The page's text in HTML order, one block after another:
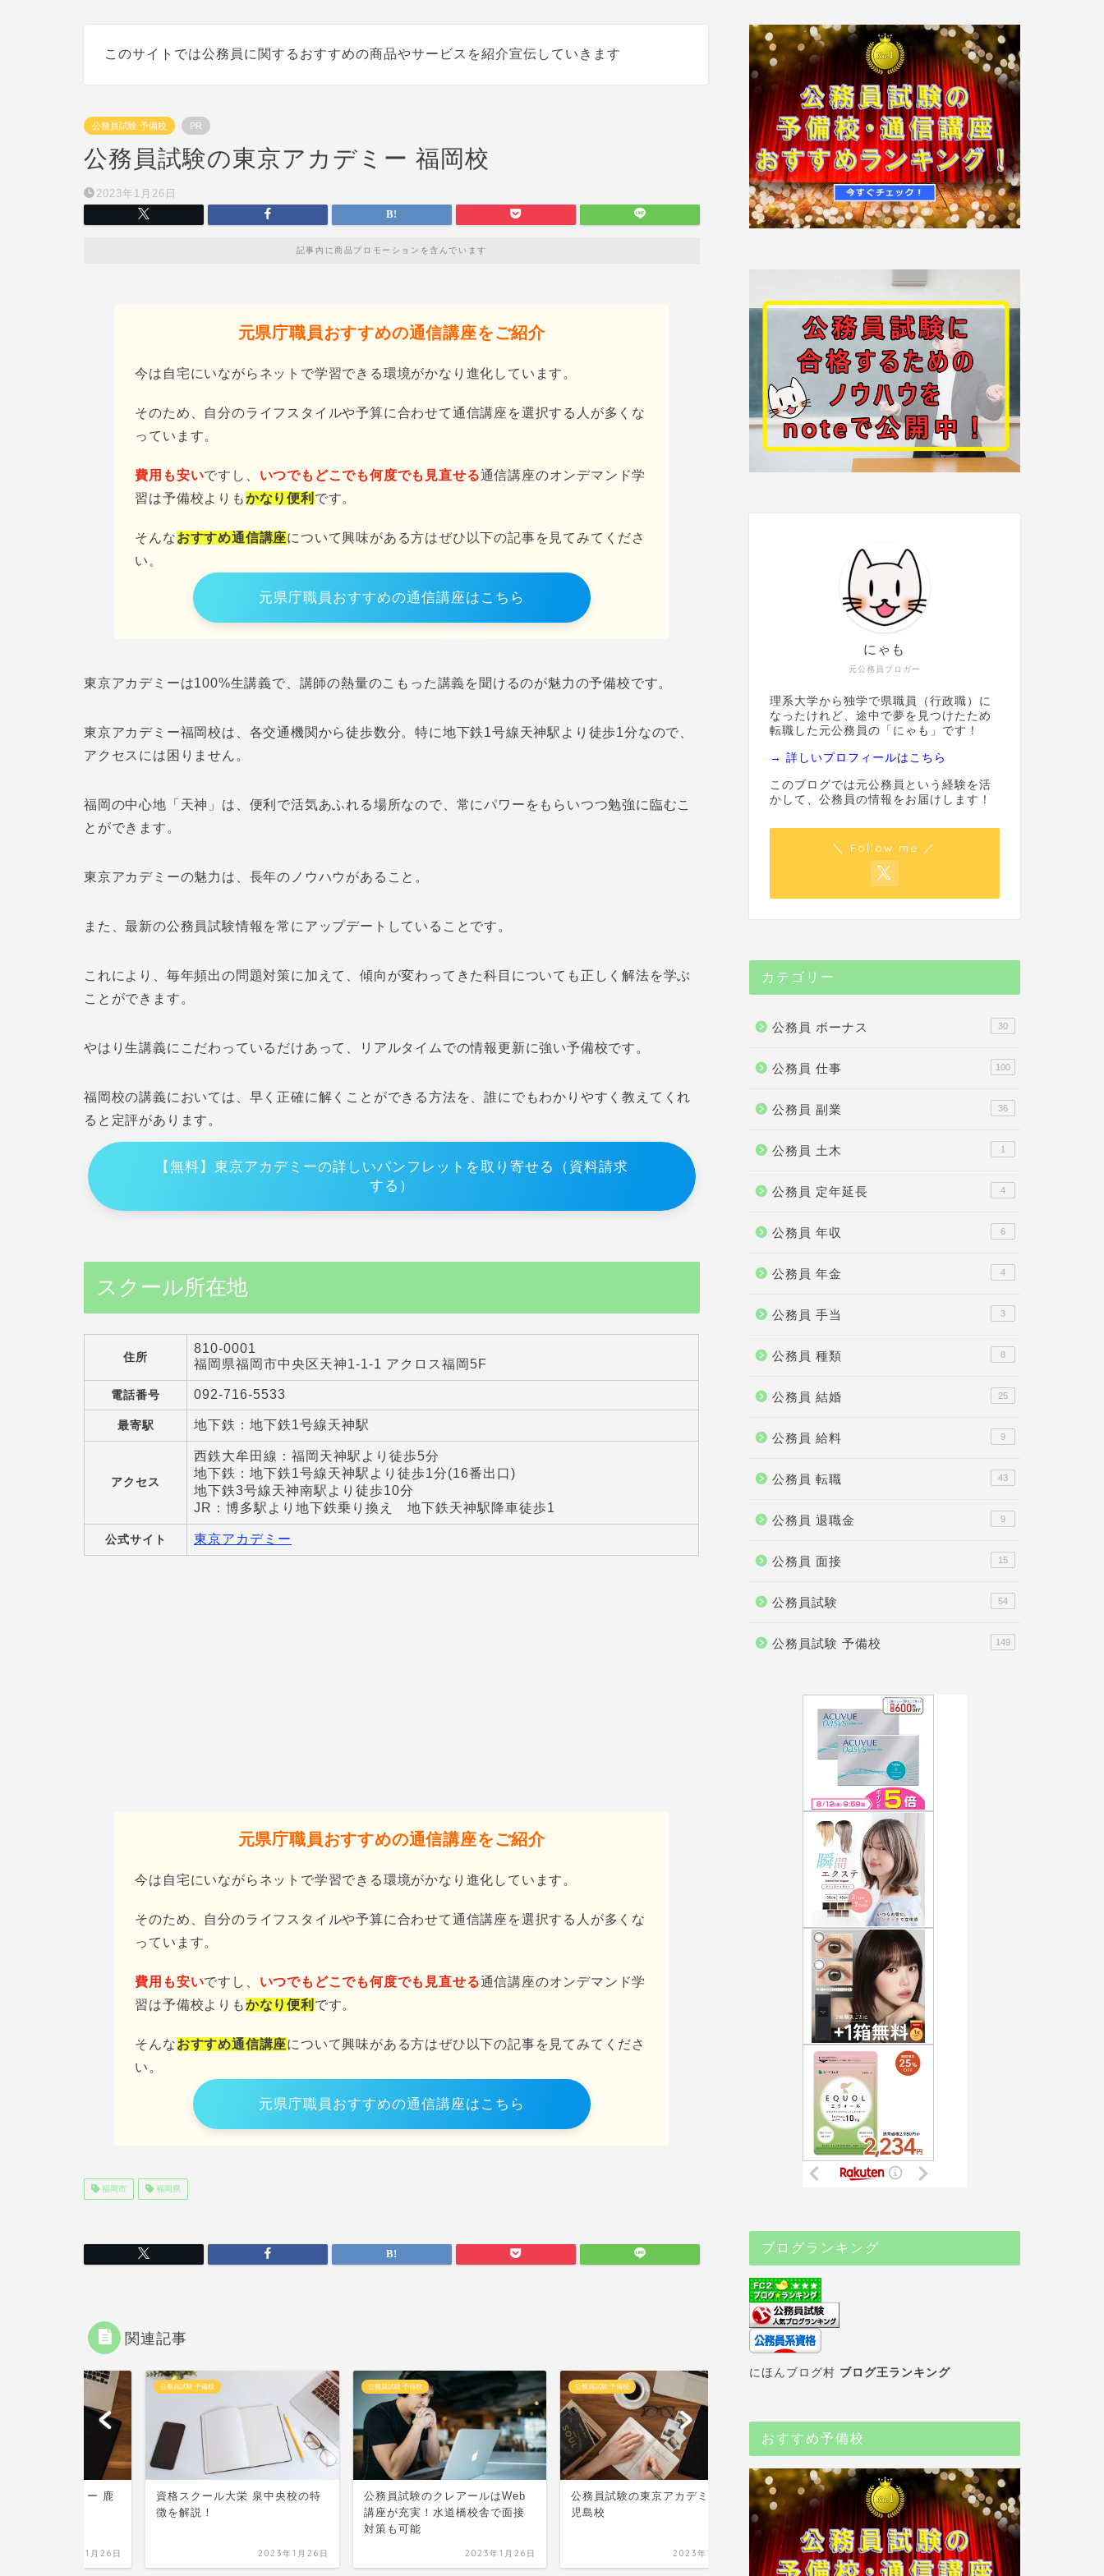
このサイトでは公務員に関するおすすめの商品やサービスを紹介宣伝していきます
公務員試験 予備校 PR
公務員試験の東京アカデミー 福岡校
2023年1月26日
記事内に商品プロモーションを含んでいます
元県庁職員おすすめの通信講座をご紹介
今は自宅にいながらネットで学習できる環境がかなり進化しています。
そのため、自分のライフスタイルや予算に合わせて通信講座を選択する人が多くな
っています。
費用も安いですし、 いつでもどこでも何度でも見直せる通信講座のオンデマンド学
習は予備校よりもかなり便利 です。
そんなおすすめ通信講座について興味がある方はぜひ以下の記事を見てみてくださ
い。
元県庁職員おすすめの通信講座はこちら
東京アカデミーは100%生講義で、講師の熱量のこもった講義を聞けるのが魅力の予備校です。
東京アカデミー福岡校は、各交通機関から徒歩数分。特に地下鉄1号線天神駅より徒歩1分なので、
アクセスには困りません。
福岡の中心地「天神」は、便利で活気あふれる場所なので、常にパワーをもらいつつ勉強に臨むこ
とができます。
東京アカデミーの魅力は、長年のノウハウがあること。
また、最新の公務員試験情報を常にアップデートしていることです。
これにより、毎年頻出の問題対策に加えて、傾向が変わってきた科目についても正しく解法を学ぶ
ことができます。
やはり生講義にこだわっているだけあって、リアルタイムでの情報更新に強い予備校です。
福岡校の講義においては、早く正確に解くことができる方法を、誰にでもわかりやすく教えてくれ
ると定評があります。
【無料】東京アカデミーの詳しいパンフレットを取り寄せる（資料請求
する）
スクール所在地
住所
810-0001
福岡県福岡市中央区天神1-1-1 アクロス福岡5F
電話番号 092-716-5533
最寄駅 地下鉄：地下鉄1号線天神駅
アクセス
西鉄大牟田線：福岡天神駅より徒歩5分
地下鉄：地下鉄1号線天神駅より徒歩1分(16番出口)
地下鉄3号線天神南駅より徒歩10分
JR：博多駅より地下鉄乗り換え 地下鉄天神駅降車徒歩1
公式サイト 東京アカデミー
元県庁職員おすすめの通信講座をご紹介
今は自宅にいながらネットで学習できる環境がかなり進化しています。
そのため、自分のライフスタイルや予算に合わせて通信講座を選択する人が多くな
っています。
費用も安いですし、 いつでもどこでも何度でも見直せる通信講座のオンデマンド学
習は予備校よりもかなり便利 です。
そんなおすすめ通信講座について興味がある方はぜひ以下の記事を見てみてくださ
い。
元県庁職員おすすめの通信講座はこちら
福岡市 福岡県
関連記事
公務員試験 予備校
資格スクール大栄 泉中央校の特
徴を解説！
2023年1月26日
公務員試験 予備校
公務員試験のクレアールはWeb
講座が充実！水道橋校舎で面接
対策も可能
2023年1月26日
公務員試験 予備校
公務員試験の東京アカデミー 鹿
児島校
2023年1月26日
資格スクール大栄 泉中央校の特
徴を解説！
2023年1月26日
公務員試験のクレアールはWeb
講座が充実！水道橋校舎で面接
対策も可能
元公務員ブロガー
にゃも
理系大学から独学で県職員（行政職）に
なったけれど、途中で夢を見つけたため
転職した元公務員の「にゃも」です！
→ 詳しいプロフィールはこちら
このブログでは元公務員という経験を活
かして、公務員の情報をお届けします！
＼ Follow me ／
カテゴリー
公務員 ボーナス 30
公務員 仕事 100
公務員 副業 36
公務員 土木 1
公務員 定年延長 4
公務員 年収 6
公務員 年金 4
公務員 手当 3
公務員 種類 8
公務員 結婚 25
公務員 給料 9
公務員 転職 43
公務員 退職金 9
公務員 面接 15
公務員試験 54
公務員試験 予備校 149
ブログランキング
にほんブログ村 ブログ王ランキング
おすすめ予備校